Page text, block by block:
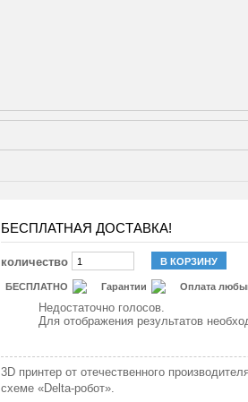
БЕСПЛАТНАЯ ДОСТАВКА!
количество В КОРЗИНУ
БЕСПЛАТНО Гарантии Оплата
Недостаточно голосов.
Для отображения результатов
3D принтер от отечественного
схеме «Delta-робот».